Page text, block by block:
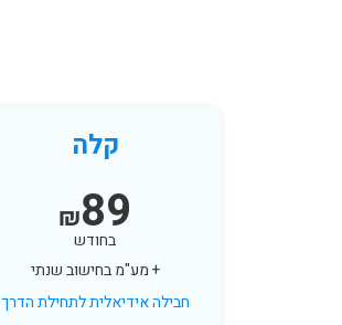
קלה
₪89
בחודש
+ מע"מ בחישוב שנתי
חבילה אידיאלית לתחילת הדרך